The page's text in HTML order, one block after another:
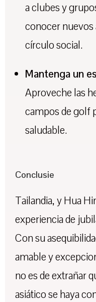
a clubes y
conocer
círculo social.
Mantenga un
Aproveche las
campos de golf
saludable.
Conclusie
Tailandia, y Hua
experiencia de
Con su
amable y
no es de extrañar
asiático se haya